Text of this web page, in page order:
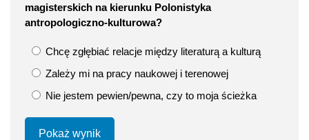
magisterskich na kierunku Polonistyka
antropologiczno-kulturowa?
Chcę zgłębiać relacje między literaturą a kulturą
Zależy mi na pracy naukowej i terenowej
Nie jestem pewien/pewna, czy to moja ścieżka
Pokaż wynik